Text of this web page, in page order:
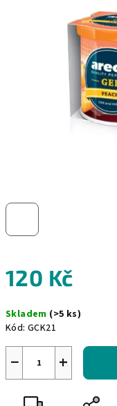
120 Kč
cena:
Skladem (>5 ks)
Kód: GCK21
+
−
hvězdiček.